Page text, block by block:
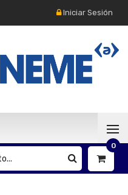
Iniciar Sesión
0